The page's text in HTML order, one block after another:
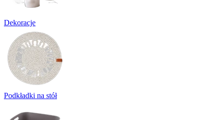
Dekoracje
Podkładki na stół